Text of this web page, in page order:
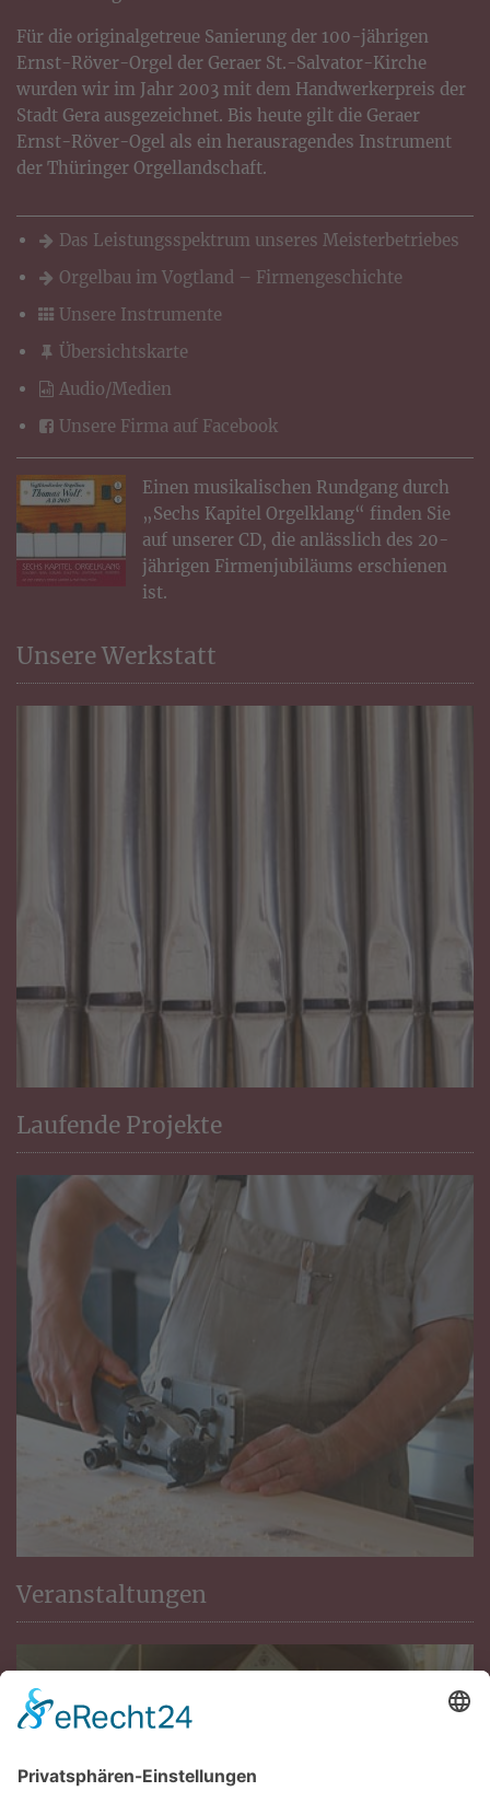
Für die originalgetreue Sanierung der 100-jährigen
Ernst-Röver-Orgel der Geraer St.-Salvator-Kirche
wurden wir im Jahr 2003 mit dem Handwerkerpreis der
Stadt Gera ausgezeichnet. Bis heute gilt die Geraer
Ernst-Röver-Ogel als ein herausragendes Instrument
der Thüringer Orgellandschaft.
Das Leistungsspektrum unseres Meisterbetriebes
Orgelbau im Vogtland – Firmengeschichte
Unsere Instrumente
Übersichtskarte
Audio/Medien
Unsere Firma auf Facebook
Einen musikalischen Rundgang durch
„Sechs Kapitel Orgelklang“ finden Sie
auf unserer CD, die anlässlich des 20-
jährigen Firmenjubiläums erschienen
ist.
Unsere Werkstatt
Laufende Projekte
Veranstaltungen